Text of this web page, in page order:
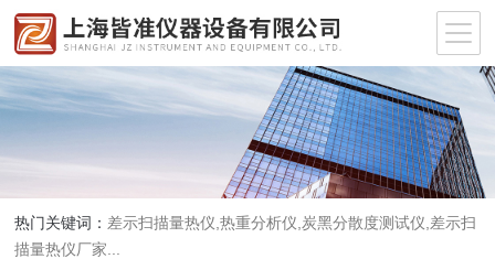
热门关键词： 差示扫描量热仪 ,热重分析仪 炭黑分散度测试仪 差示扫
描量热仪厂家